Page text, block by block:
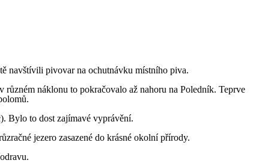
navštívili pivovar na ochutnávku místního piva.
různém náklonu to pokračovalo až nahoru na Poledník. Teprve
Bylo to dost zajímavé vyprávění.
jezero zasazené do krásné okolní přírody.